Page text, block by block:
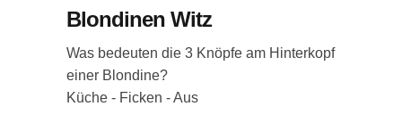
Blondinen Witz
Was bedeuten die 3 Knöpfe am Hinterkopf
einer Blondine?
Küche - Ficken - Aus